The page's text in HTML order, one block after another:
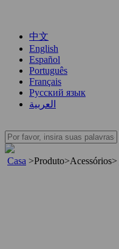
中文
English
Español
Português
Français
Русский язык
العربية
Casa >Produto>Acessórios>